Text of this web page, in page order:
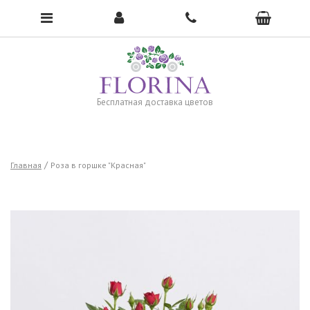
Бесплатная доставка цветов
Чтобы открыть меню, нажмите сюда →
Главная Роза в горшке "Красная"